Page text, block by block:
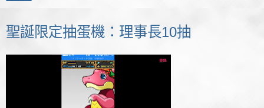
聖誕限定抽蛋機：理事長10抽